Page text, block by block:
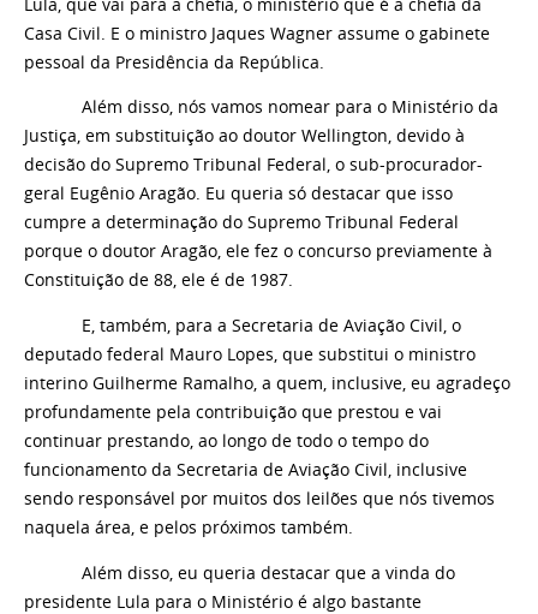
Casa Civil. E o ministro Jaques Wagner assume o gabinete
pessoal da Presidência da República.
Além disso, nós vamos nomear para o Ministério da
Justiça, em substituição ao doutor Wellington, devido à
decisão do Supremo Tribunal Federal, o sub-procurador-
geral Eugênio Aragão. Eu queria só destacar que isso
cumpre a determinação do Supremo Tribunal Federal
porque o doutor Aragão, ele fez o concurso previamente à
Constituição de 88, ele é de 1987.
E, também, para a Secretaria de Aviação Civil, o
deputado federal Mauro Lopes, que substitui o ministro
interino Guilherme Ramalho, a quem, inclusive, eu agradeço
profundamente pela contribuição que prestou e vai
continuar prestando, ao longo de todo o tempo do
funcionamento da Secretaria de Aviação Civil, inclusive
sendo responsável por muitos dos leilões que nós tivemos
naquela área, e pelos próximos também.
Além disso, eu queria destacar que a vinda do
presidente Lula para o Ministério é algo bastante